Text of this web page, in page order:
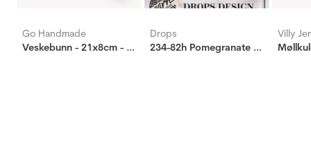
Go Handmade
Veskebunn - 21x8cm - Sort
Drops
234-82h Pomegranate Shawl
Villy